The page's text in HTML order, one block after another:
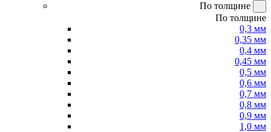
По толщине
По толщине
0,3 мм
0,35 мм
0,4 мм
0,45 мм
0,5 мм
0,6 мм
0,7 мм
0,8 мм
0,9 мм
1,0 мм